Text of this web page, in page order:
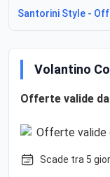
Santorini Style -
Volantino
Offerte valide
Scade tra 5